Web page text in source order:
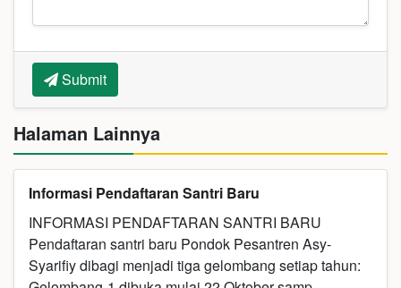
Submit
Halaman Lainnya
Informasi Pendaftaran Santri Baru
INFORMASI PENDAFTARAN SANTRI BARU
Pendaftaran santri baru Pondok Pesantren Asy-
Syarifiy dibagi menjadi tiga gelombang setiap tahun: